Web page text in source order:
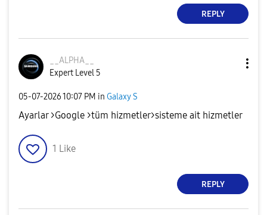
REPLY
__ALPHA__
Expert Level 5
‎05-07-202610:07 PM in Galaxy S
Ayarlar >Google >tüm hizmetler>sisteme ait hizmetler
1 Like
REPLY